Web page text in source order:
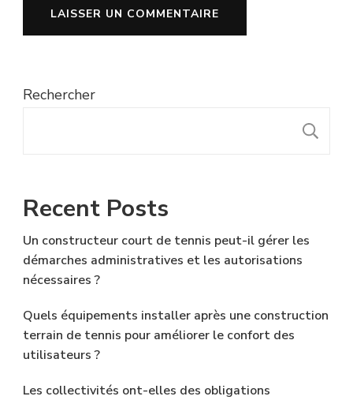
Rechercher
Recent Posts
Un constructeur court de tennis peut-il gérer les
démarches administratives et les autorisations
nécessaires ?
Quels équipements installer après une construction
terrain de tennis pour améliorer le confort des
utilisateurs ?
Les collectivités ont-elles des obligations